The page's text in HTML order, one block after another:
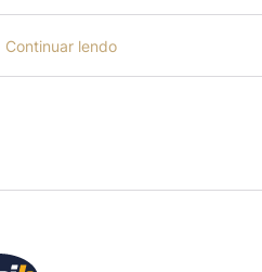
Continuar lendo